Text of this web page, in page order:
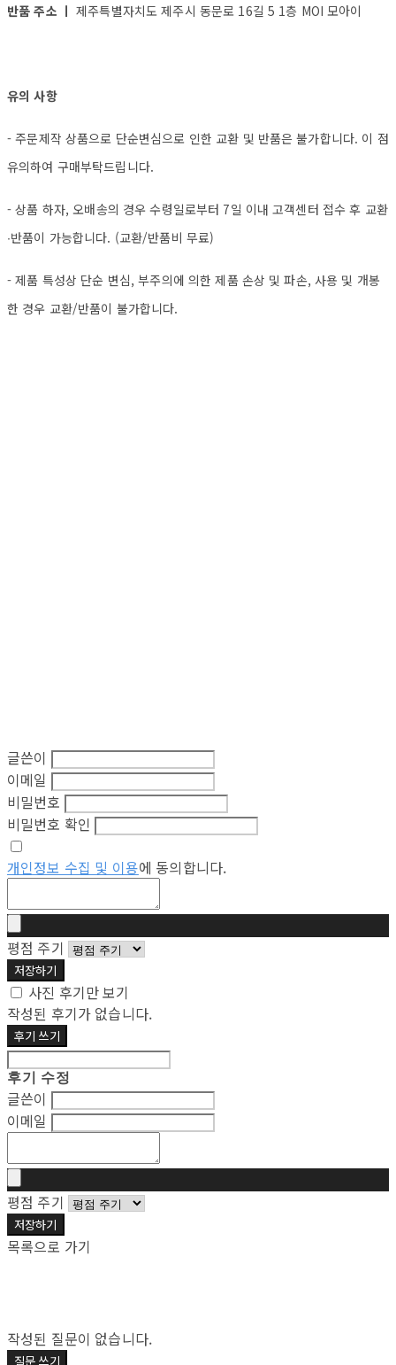
반품 주소 ㅣ제주특별자치도 제주시 동문로 16길 5 1층 MOI 모아이
유의 사항
- 주문제작 상품으로 단순변심으로 인한 교환 및 반품은 불가합니다. 이 점
유의하여 구매부탁드립니다.
- 상품 하자, 오배송의 경우 수령일로부터 7일 이내 고객센터 접수 후 교환
∙반품이 가능합니다. (교환/반품비 무료)
- 제품 특성상 단순 변심, 부주의에 의한 제품 손상 및 파손, 사용 및 개봉
한 경우 교환/반품이 불가합니다.
글쓴이
이메일
비밀번호
비밀번호 확인
개인정보 수집 및 이용에 동의합니다.
평점 주기
저장하기
사진 후기만 보기
작성된 후기가 없습니다.
후기 쓰기
후기 수정
글쓴이
이메일
평점 주기
저장하기
목록으로 가기
작성된 질문이 없습니다.
질문 쓰기